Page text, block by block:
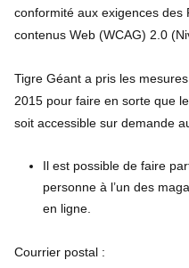
conformité aux exigences des
contenus Web (WCAG) 2.0
Tigre Géant a pris les
2015 pour faire en sorte que
soit accessible sur demande
Il est possible de faire
personne à l’un des
en ligne.
Courrier postal :